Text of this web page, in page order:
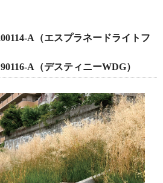
A（エスプラネードライトフ
A（デスティニーWDG）